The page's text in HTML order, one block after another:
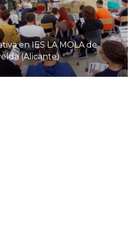
en IES LA MOLA de
(Alicante)